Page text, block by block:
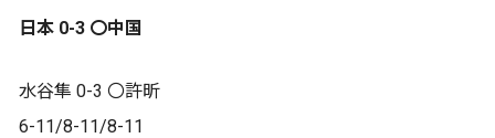
日本 0-3 〇中国
水谷隼 0-3 〇許昕
6-11/8-11/8-11